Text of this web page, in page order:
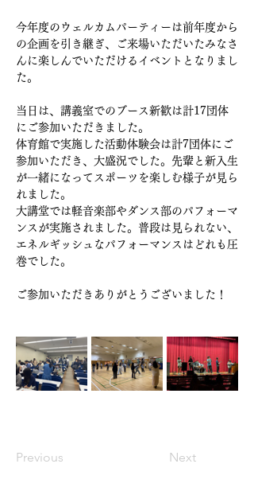
今年度のウェルカムパーティーは前年度から
の企画を引き継ぎ、ご来場いただいたみなさ
んに楽しんでいただけるイベントとなりまし
た。
当日は、講義室でのブース新歓は計17団体
にご参加いただきました。
体育館で実施した活動体験会は計7団体にご
参加いただき、大盛況でした。先輩と新入生
が一緒になってスポーツを楽しむ様子が見ら
れました。
大講堂では軽音楽部やダンス部のパフォーマ
ンスが実施されました。普段は見られない、
エネルギッシュなパフォーマンスはどれも圧
巻でした。
ご参加いただきありがとうございました！
Previous Next